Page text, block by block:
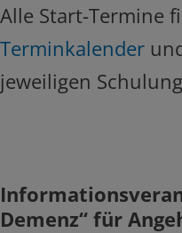
Alle Start-Termine
Terminkalender
jeweiligen
Demenz“ für